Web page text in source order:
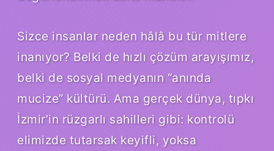
Sizce insanlar neden hâlâ bu tür mitlere
inanıyor? Belki de hızlı çözüm arayışımız,
belki de sosyal medyanın “anında
mucize” kültürü. Ama gerçek dünya, tıpkı
İzmir’in rüzgarlı sahilleri gibi: kontrolü
elimizde tutarsak keyifli, yoksa